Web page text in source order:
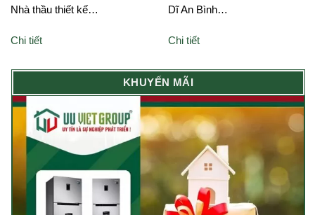
Nhà thầu thiết kế…
Chi tiết
Dĩ An Bình…
Chi tiết
KHUYẾN MÃI